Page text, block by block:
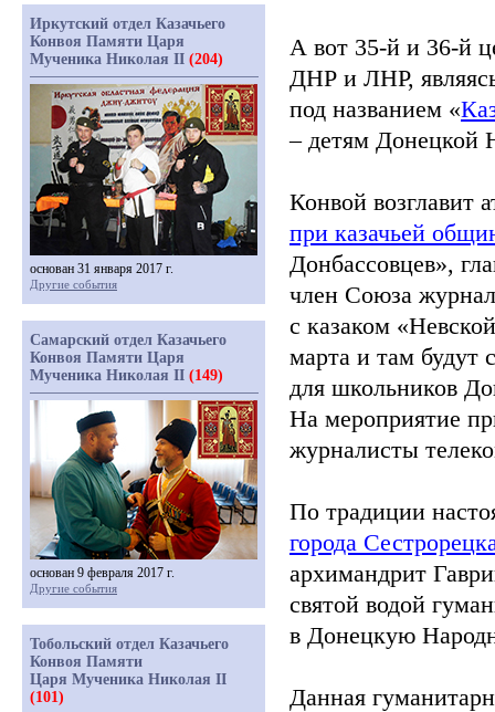
А вот 35-й и 36-й
ДНР и ЛНР,
под названием «
– детям Донецкой
Конвой возглавит
при казачьей
Донбассовцев»,
член Союза
с казаком «Невской
марта и там будут
для школьников
На мероприятие
журналисты
По традиции
города
архимандрит
святой водой
в Донецкую
Данная
Иркутский отдел Казачьего
Конвоя Памяти Царя
Мученика Николая II (204)
основан 31 января 2017 г.
Другие события
Самарский отдел Казачьего
Конвоя Памяти Царя
Мученика Николая II (149)
основан 9 февраля 2017 г.
Другие события
Тобольский отдел Казачьего
Конвоя Памяти
Царя Мученика Николая II
(101)